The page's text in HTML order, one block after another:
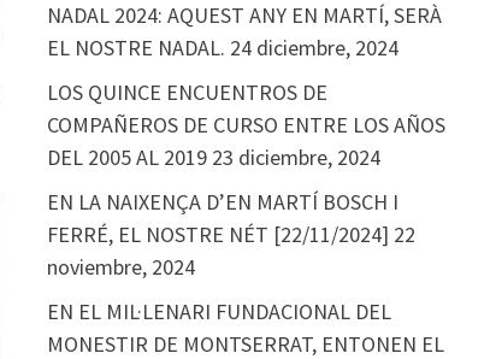
NADAL 2024: AQUEST ANY EN MARTÍ, SERÀ
EL NOSTRE NADAL. 24 diciembre, 2024
LOS QUINCE ENCUENTROS DE
COMPAÑEROS DE CURSO ENTRE LOS AÑOS
DEL 2005 AL 2019 23 diciembre, 2024
EN LA NAIXENÇA D’EN MARTÍ BOSCH I
FERRÉ, EL NOSTRE NÉT [22/11/2024] 22
noviembre, 2024
EN EL MIL·LENARI FUNDACIONAL DEL
MONESTIR DE MONTSERRAT, ENTONEN EL